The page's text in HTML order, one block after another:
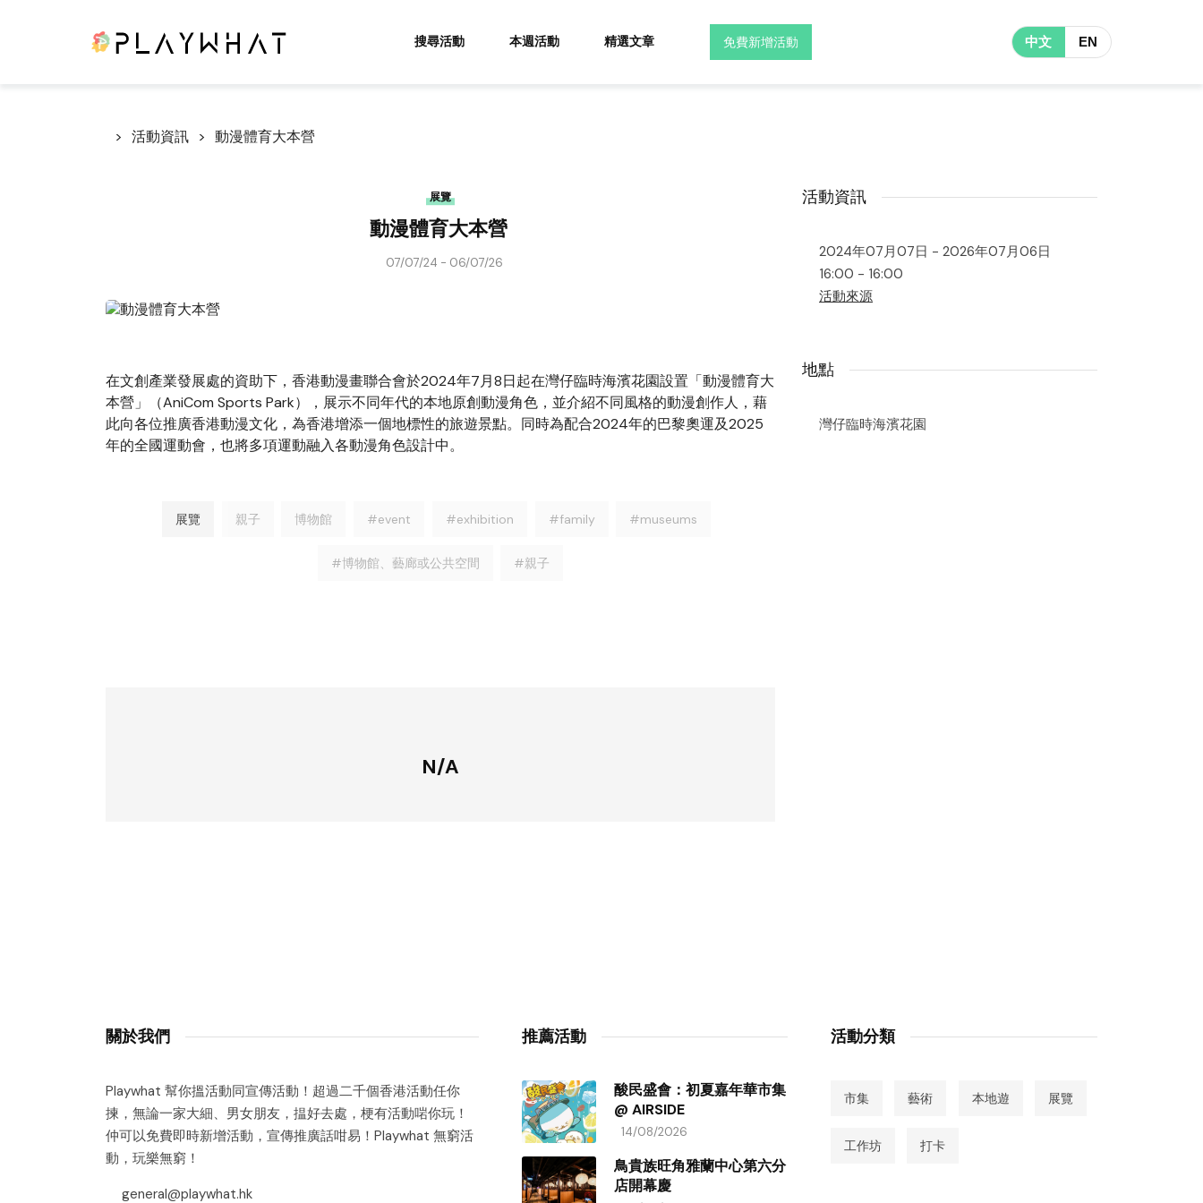
搜尋活動 本週活動 精選文章 免費新增活動 中文 EN
活動資訊 動漫體育大本營
展覽
動漫體育大本營
07/07/24 - 06/07/26
在文創產業發展處的資助下，香港動漫畫聯合會於2024年7月8日起在灣仔臨時海濱花園設置「動漫體育大
本營」（AniCom Sports Park），展示不同年代的本地原創動漫角色，並介紹不同風格的動漫創作人，藉
此向各位推廣香港動漫文化，為香港增添一個地標性的旅遊景點。同時為配合2024年的巴黎奧運及2025
年的全國運動會，也將多項運動融入各動漫角色設計中。
展覽 親子 博物館 #event #exhibition #family #museums
#博物館、藝廊或公共空間 #親子
N/A
活動資訊
2024年07月07日 - 2026年07月06日
16:00 - 16:00
活動來源
地點
灣仔臨時海濱花園
關於我們
Playwhat 幫你搵活動同宣傳活動！超過二千個香港活動任你
揀，無論一家大細、男女朋友，揾好去處，梗有活動啱你玩！
仲可以免費即時新增活動，宣傳推廣話咁易！Playwhat 無窮活
動，玩樂無窮！
general@playwhat.hk
推薦活動
酸民盛會：初夏嘉年華市集
@ AIRSIDE
14/08/2026
鳥貴族旺角雅蘭中心第六分
店開幕慶
活動分類
市集 藝術 本地遊 展覽
工作坊 打卡